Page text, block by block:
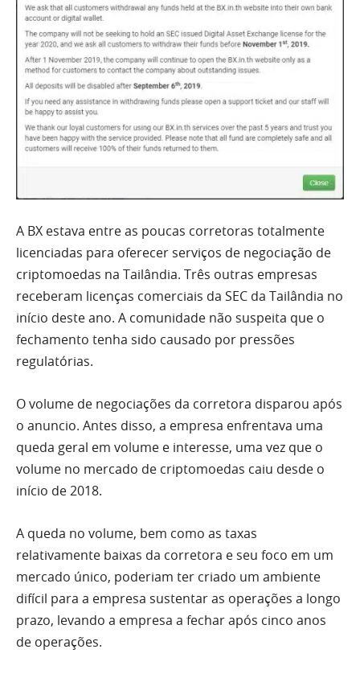
A BX estava entre as poucas corretoras totalmente
licenciadas para oferecer serviços de negociação de
criptomoedas na Tailândia. Três outras empresas
receberam licenças comerciais da SEC da Tailândia no
início deste ano. A comunidade não suspeita que o
fechamento tenha sido causado por pressões
regulatórias.
O volume de negociações da corretora disparou após
o anuncio. Antes disso, a empresa enfrentava uma
queda geral em volume e interesse, uma vez que o
volume no mercado de criptomoedas caiu desde o
início de 2018.
A queda no volume, bem como as taxas
relativamente baixas da corretora e seu foco em um
mercado único, poderiam ter criado um ambiente
difícil para a empresa sustentar as operações a longo
prazo, levando a empresa a fechar após cinco anos
de operações.